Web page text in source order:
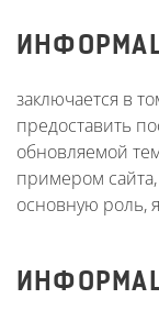
заключается в
предоставить
обновляемой
примером
основную роль,